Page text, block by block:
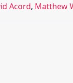
Acord, Matthew